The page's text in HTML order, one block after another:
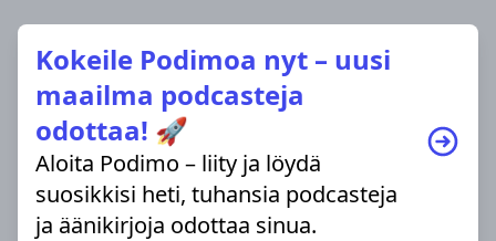
Kokeile Podimoa nyt – uusi
maailma podcasteja
odottaa! 🚀
Aloita Podimo – liity ja löydä
suosikkisi heti, tuhansia podcasteja
ja äänikirjoja odottaa sinua.